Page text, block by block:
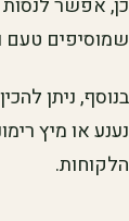
שמוסיפים טעם
בנוסף, ניתן
נענע או מיץ
הלקוחות.